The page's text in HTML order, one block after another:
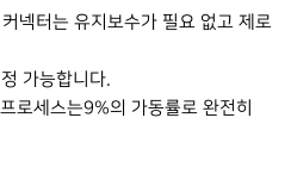
넥터는 유지보수가 필요 없고 제로
가능합니다.
로세스는9%의 가동률로 완전히